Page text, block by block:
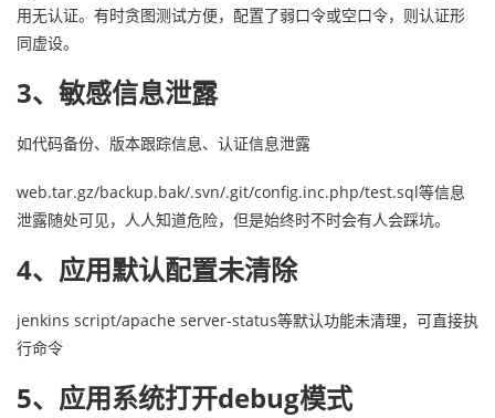
用无认证。有时贪图测试方便，配置了弱口令或空口令，则认证形
同虚设。
3、敏感信息泄露
如代码备份、版本跟踪信息、认证信息泄露
web.tar.gz/backup.bak/.svn/.git/config.inc.php/test.sql等信息
泄露随处可见，人人知道危险，但是始终时不时会有人会踩坑。
4、应用默认配置未清除
jenkins script/apache server-status等默认功能未清理，可直接执
行命令
5、应用系统打开debug模式